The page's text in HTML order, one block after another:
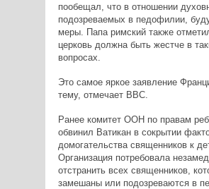
пообещал, что в отношении
подозреваемых в педофилии,
меры. Папа римский также
церковь должна быть жестче в
вопросах.
Это самое яркое заявление
тему, отмечает BBC.
Ранее комитет ООН по правам
обвинил Ватикан в сокрытии
домогательства священников к
Организация потребовала
отстранить всех священников,
замешаны или подозреваются в